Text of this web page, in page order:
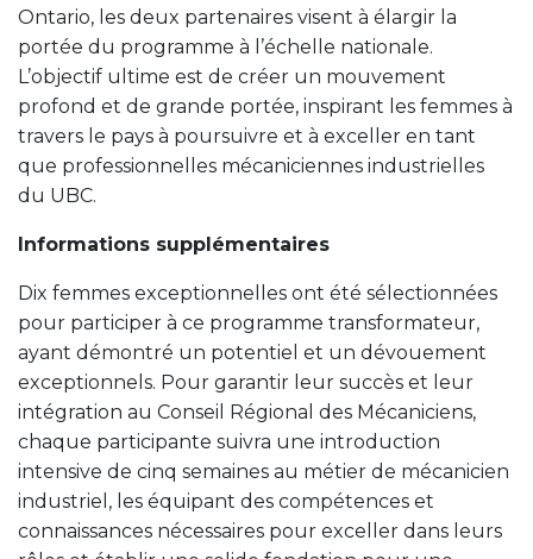
Ontario, les deux partenaires visent à élargir la
portée du programme à l’échelle nationale.
L’objectif ultime est de créer un mouvement
profond et de grande portée, inspirant les femmes à
travers le pays à poursuivre et à exceller en tant
que professionnelles mécaniciennes industrielles
du UBC.
Informations supplémentaires
Dix femmes exceptionnelles ont été sélectionnées
pour participer à ce programme transformateur,
ayant démontré un potentiel et un dévouement
exceptionnels. Pour garantir leur succès et leur
intégration au Conseil Régional des Mécaniciens,
chaque participante suivra une introduction
intensive de cinq semaines au métier de mécanicien
industriel, les équipant des compétences et
connaissances nécessaires pour exceller dans leurs